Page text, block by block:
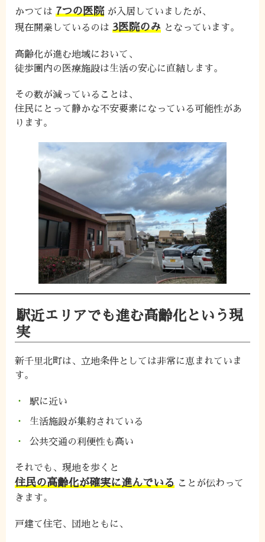
かつては 7つの医院 が入居していましたが、
現在開業しているのは 3医院のみ となっています。
高齢化が進む地域において、
徒歩圏内の医療施設は生活の安心に直結します。
その数が減っていることは、
住民にとって静かな不安要素になっている可能性があ
ります。
駅近エリアでも進む高齢化という現
実
新千里北町は、立地条件としては非常に恵まれていま
す。
駅に近い
生活施設が集約されている
公共交通の利便性も高い
それでも、現地を歩くと
住民の高齢化が確実に進んでいる ことが伝わって
きます。
戸建て住宅、団地ともに、